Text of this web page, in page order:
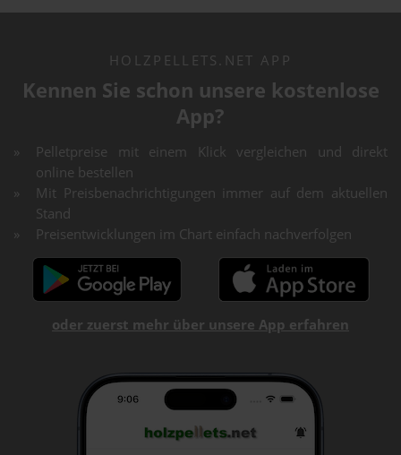
HOLZPELLETS.NET APP
Kennen Sie schon unsere kostenlose
App?
Pelletpreise mit einem Klick vergleichen und direkt
online bestellen
Mit Preisbenachrichtigungen immer auf dem aktuellen
Stand
Preisentwicklungen im Chart einfach nachverfolgen
oder zuerst mehr über unsere App erfahren